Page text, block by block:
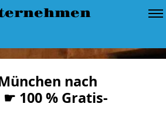
nach
100 % Gratis-